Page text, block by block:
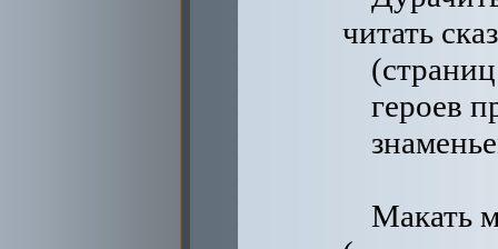
читать
героев
Макать